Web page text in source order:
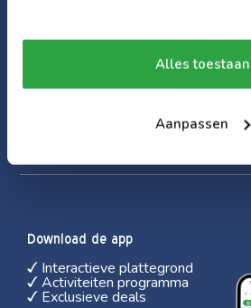
Alles toestaan
Aanpassen
Daarom
Duingalows, Lodgetenten &
Download de app
Interactieve plattegrond
Activiteiten programma
Exclusieve deals